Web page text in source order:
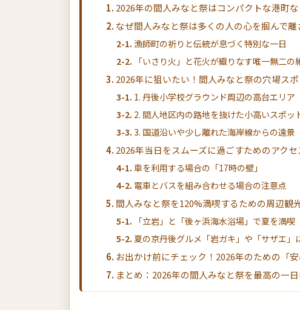
2026年の間人みなと祭はコンパクトな港町
なぜ間人みなと祭は多くの人の心を掴んで離
漁師町の祈りと伝統が息づく特別な一日
「いさり火」と花火が織りなす唯一無二の
2026年に狙いたい！間人みなと祭の穴場ス
1. 丹後小学校グラウンド周辺の高台エリア
2. 間人地区内の路地を抜けた小高いスポッ
3. 国道沿いや少し離れた海岸線からの遠景
2026年当日をスムーズに過ごすためのアク
車を利用する場合の「17時の壁」
電車とバスを組み合わせる場合の注意点
間人みなと祭を120%満喫するための周辺観
「立岩」と「後ヶ浜海水浴場」で夏を満喫
夏の京丹後グルメ「岩ガキ」や「サザエ」
お出かけ前にチェック！2026年のための「安
まとめ：2026年の間人みなと祭を最高の一